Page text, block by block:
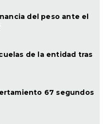
del peso ante el
de la entidad tras
67 segundos